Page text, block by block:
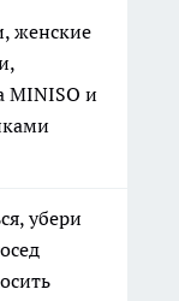
женские
MINISO и
убери